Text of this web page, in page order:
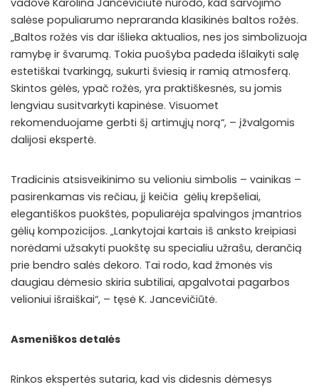
salėse populiarumo nepraranda klasikinės baltos rožės.
„Baltos rožės vis dar išlieka aktualios, nes jos simbolizuoja
ramybę ir švarumą. Tokia puošyba padeda išlaikyti salę
estetiškai tvarkingą, sukurti šviesią ir ramią atmosferą.
Skintos gėlės, ypač rožės, yra praktiškesnės, su jomis
lengviau susitvarkyti kapinėse. Visuomet
rekomenduojame gerbti šį artimųjų norą“, – įžvalgomis
dalijosi ekspertė.
Tradicinis atsisveikinimo su velioniu simbolis – vainikas –
pasirenkamas vis rečiau, jį keičia gėlių krepšeliai,
elegantiškos puokštės, populiarėja spalvingos įmantrios
gėlių kompozicijos. „Lankytojai kartais iš anksto kreipiasi
norėdami užsakyti puokštę su specialiu užrašu, derančią
prie bendro salės dekoro. Tai rodo, kad žmonės vis
daugiau dėmesio skiria subtiliai, apgalvotai pagarbos
velioniui išraiškai“, – tęsė K. Jancevičiūtė.
Asmeniškos detalės
Rinkos ekspertės sutaria, kad vis didesnis dėmesys